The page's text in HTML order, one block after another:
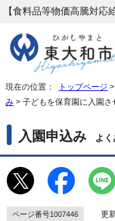
【食料品等物価高騰対応
現在の位置： トップページ >
み > 子どもを保育園に入園さ
入園申込み よく
ページ番号1007446 更新